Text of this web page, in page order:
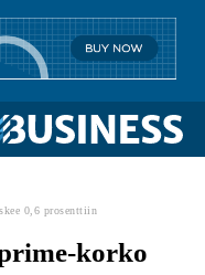
0,6 prosenttiin
korko